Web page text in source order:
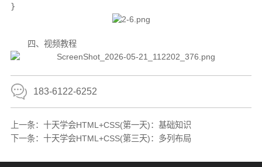
}
四、视频教程
183-6122-6252
上一条： 十天学会HTML+CSS(第一天)：基础知识
下一条： 十天学会HTML+CSS(第三天)：多列布局